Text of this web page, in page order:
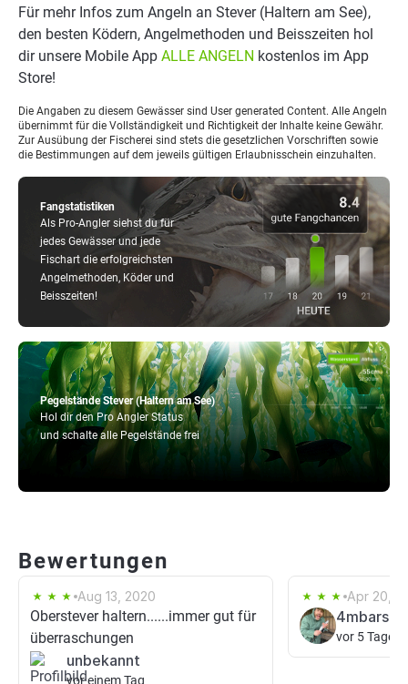
Pegelstände Stever (Haltern am See)
Hol dir den Pro Angler Status
und schalte alle Pegelstände frei
Fangstatistiken
Als Pro-Angler siehst du für
jedes Gewässer und jede
Fischart die erfolgreichsten
Angelmethoden, Köder und
Beisszeiten!
Für mehr Infos zum Angeln an Stever (Haltern am See),
den besten Ködern, Angelmethoden und Beisszeiten hol
dir unsere Mobile App ALLE ANGELN kostenlos im App
Store!
Die Angaben zu diesem Gewässer sind User generated Content. Alle Angeln
übernimmt für die Vollständigkeit und Richtigkeit der Inhalte keine Gewähr.
Zur Ausübung der Fischerei sind stets die gesetzlichen Vorschriften sowie
die Bestimmungen auf dem jeweils gültigen Erlaubnisschein einzuhalten.
Bewertungen
Aug 13, 2020
Oberstever haltern......immer gut für
überraschungen
unbekannt
vor einem Tag
Apr 20,
4mbarsch
vor 5 Tagen